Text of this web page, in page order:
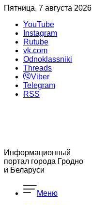
Пятница, 7 августа 2026
YouTube
Instagram
Rutube
vk.com
Odnoklassniki
Threads
Viber
Telegram
RSS
Информационный
портал города Гродно
и Беларуси
Меню